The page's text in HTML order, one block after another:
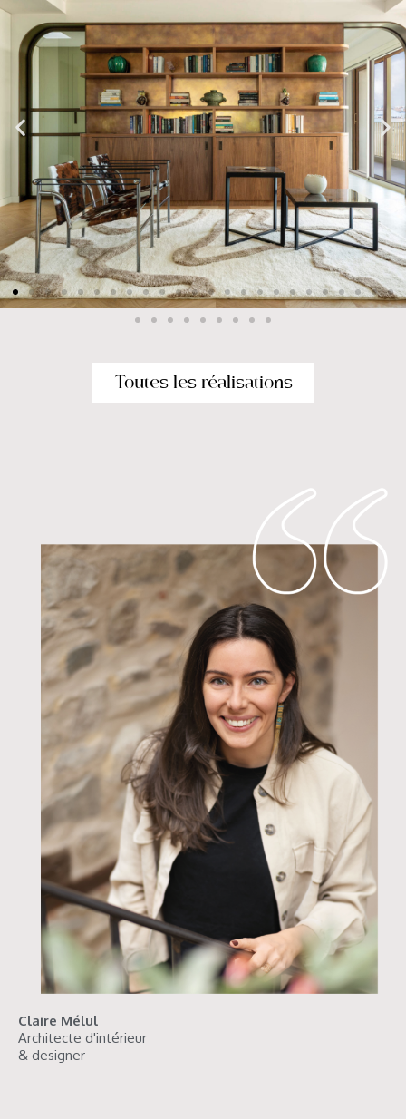
Toutes les réalisations
Claire Mélul
Architecte d'intérieur
& designer